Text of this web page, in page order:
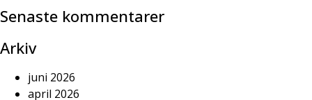
Senaste kommentarer
Arkiv
juni 2026
april 2026